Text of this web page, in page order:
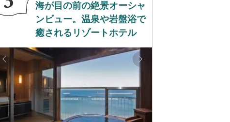
海が目の前の絶景オーシャ
ンビュー。温泉や岩盤浴で
癒されるリゾートホテル